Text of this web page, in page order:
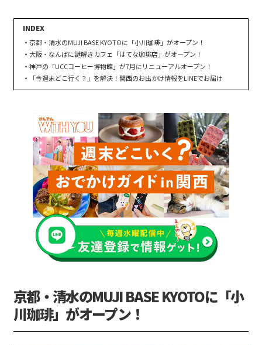
京都・清水のMUJI BASE KYOTOに「小川珈琲」がオープン！
大阪・なんばに謎解きカフェ「はてな珈琲店」がオープン！
神戸の「UCCコーヒー博物館」が7月にリニューアルオープン！
「今週末どこ行く？」を解決！関西のお出かけ情報をLINEでお届け
京都・清水のMUJI BASE KYOTOに「小
川珈琲」がオープン！